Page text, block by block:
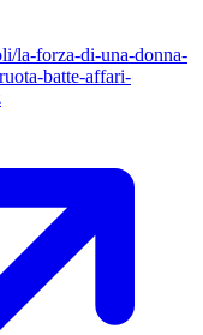
la-forza-di-una-donna-
batte-affari-